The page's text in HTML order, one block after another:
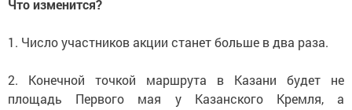
Что изменится?
1. Число участников акции станет больше в два раза.
2. Конечной точкой маршрута в Казани будет не
площадь Первого мая у Казанского Кремля, а